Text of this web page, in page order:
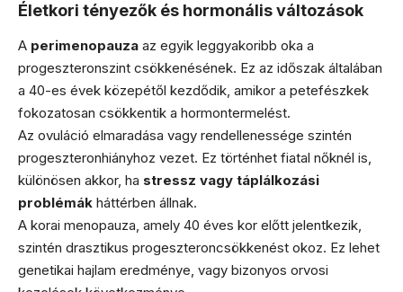
Életkori tényezők és hormonális változások
A perimenopauza az egyik leggyakoribb oka a
progeszteronszint csökkenésének. Ez az időszak általában
a 40-es évek közepétől kezdődik, amikor a petefészkek
fokozatosan csökkentik a hormontermelést.
Az ovuláció elmaradása vagy rendellenessége szintén
progeszteronhiányhoz vezet. Ez történhet fiatal nőknél is,
különösen akkor, ha stressz vagy táplálkozási
problémák háttérben állnak.
A korai menopauza, amely 40 éves kor előtt jelentkezik,
szintén drasztikus progeszteroncsökkenést okoz. Ez lehet
genetikai hajlam eredménye, vagy bizonyos orvosi